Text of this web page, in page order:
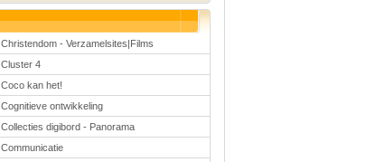
Christendom - Verzamelsites|Films
Cluster 4
Coco kan het!
Cognitieve ontwikkeling
Collecties digibord - Panorama
Communicatie